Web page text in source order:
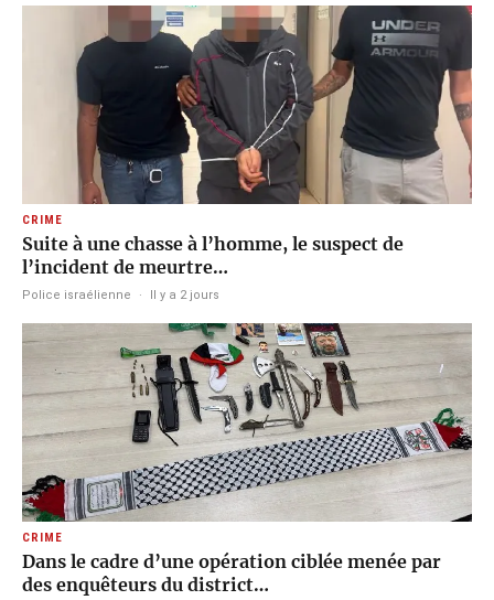
CRIME
Suite à une chasse à l’homme, le suspect de
l’incident de meurtre…
Police israélienne · Il y a 2 jours
CRIME
Dans le cadre d’une opération ciblée menée par
des enquêteurs du district…